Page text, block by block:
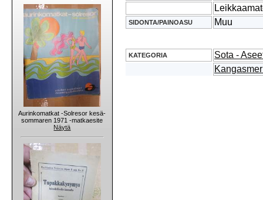
Aurinkomatkat -Solresor kesä-
sommaren 1971 -matkaesite
Näytä
SIDONTA/PAINOASU Muu
KATEGORIA
Sota -